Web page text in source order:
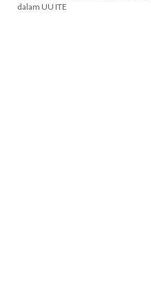
dalam UU ITE